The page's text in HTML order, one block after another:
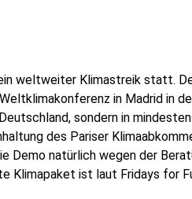
weltweiter Klimastreik statt.
in Madrid in
sondern in
des Pariser
Demo natürlich wegen der
Klimapaket ist laut Fridays for